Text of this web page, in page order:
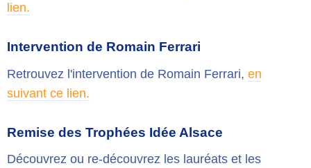
lien.
Intervention de Romain Ferrari
Retrouvez l'intervention de Romain Ferrari, en
suivant ce lien.
Remise des Trophées Idée Alsace
Découvrez ou re-découvrez les lauréats et les